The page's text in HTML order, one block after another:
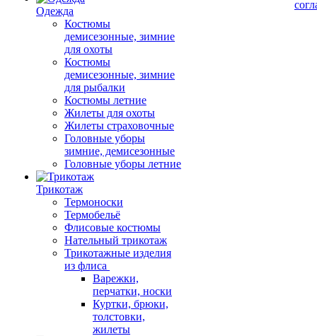
Одежда
Костюмы
демисезонные, зимние
для охоты
Костюмы
демисезонные, зимние
для рыбалки
Костюмы летние
Жилеты для охоты
Жилеты страховочные
Головные уборы
зимние, демисезонные
Головные уборы летние
Трикотаж
Термоноски
Термобельё
Флисовые костюмы
Нательный трикотаж
Трикотажные изделия
из флиса
Варежки,
перчатки, носки
Куртки, брюки,
толстовки,
жилеты